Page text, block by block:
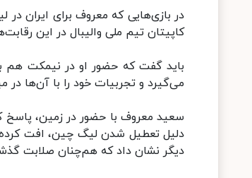
در بازی‌هایی که معروف برای ایران
کاپیتان تیم ملی والیبال در این
باید گفت که حضور او در نیمکت هم
می‌گیرد و تجربیات خود را با آن‌ها در
سعید معروف با حضور در زمین، پاسخ
دلیل تعطیل شدن لیگ چین، افت کرده
دیگر نشان داد که هم‌چنان صلابت